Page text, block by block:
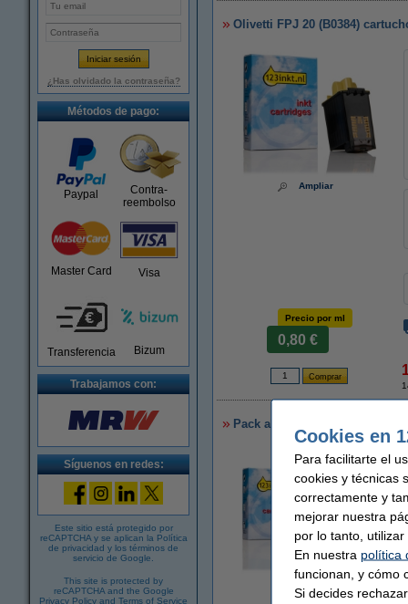
¿Has olvidado la contraseña?
Métodos de pago:
Paypal
Contra-
reembolso
Master Card Visa
Transferencia Bizum
Trabajamos con:
Síguenos en redes:
Este sitio está protegido por
reCAPTCHA y se aplican la Política
de privacidad y los términos de
servicio de Google
This site is protected by
reCAPTCHA and the Google
Privacy Policy and Terms of Service
Olivetti FPJ 20 (B0384)
Ampliar
Precio por ml
0,80 €
Pack ahorro Olivetti 2 x FPJ 20
Cookies en
Para facilitarte el
cookies y técnicas
correctamente y
mejorar nuestra
por lo tanto,
En nuestra política
funcionan, y cómo
Si decides